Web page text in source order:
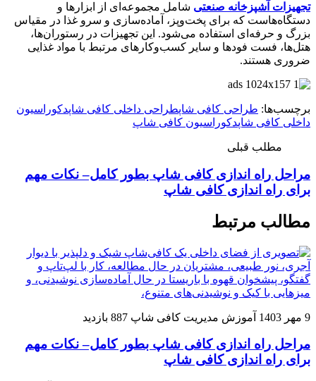
تجهیزات آشپزخانه صنعتی شامل مجموعه‌ای از ابزارها و
دستگاه‌هاست که برای پخت‌وپز، آماده‌سازی و سرو غذا در مقیاس
بزرگ و حرفه‌ای استفاده می‌شود. این تجهیزات در رستوران‌ها،
هتل‌ها، فست فودها و سایر کسب‌وکارهای مرتبط با مواد غذایی
ضروری هستند.
برچسب‌ها: طراحی کافی شاپطراحی داخلی کافی شاپدکوراسیون
داخلی کافی شاپدکوراسیون کافی‌ شاپ
مطلب قبلی
مراحل راه اندازی کافی شاپ بطور کامل– نکات مهم
برای راه اندازی کافی شاپ
مطالب مرتبط
9 مهر 1403 آموزش مدیریت کافی شاپ 887 بازدید
مراحل راه اندازی کافی شاپ بطور کامل– نکات مهم
برای راه اندازی کافی شاپ